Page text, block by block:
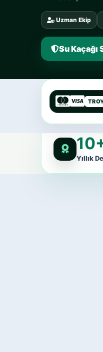
Uzman Ekip
Kaçak
Yıllık